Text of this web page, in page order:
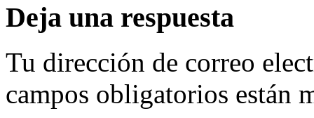
Deja una respuesta
Tu dirección de correo
campos obligatorios están